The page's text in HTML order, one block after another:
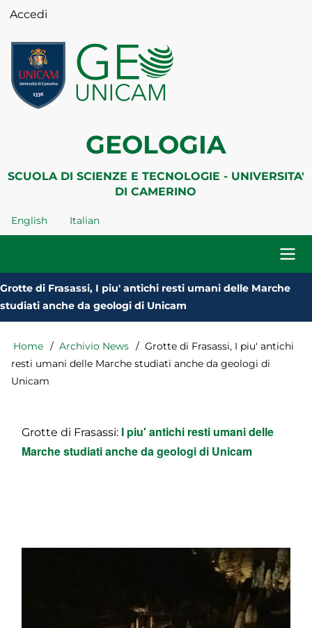
Salta
contenuto
principale
Menu
utente
Accedi
GEOLOGIA
SCUOLA DI SCIENZE E TECNOLOGIE - UNIVERSITA'
DI CAMERINO
English Italian
Navigazione
principale
Grotte di Frasassi, I piu' antichi resti umani delle Marche
studiati anche da geologi di Unicam
Briciole
pane
Home Archivio News
Grotte di Frasassi, I piu' antichi
resti umani delle Marche studiati anche da geologi di
Unicam
Grotte di Frasassi: I piu' antichi resti umani delle
Marche studiati anche da geologi di Unicam